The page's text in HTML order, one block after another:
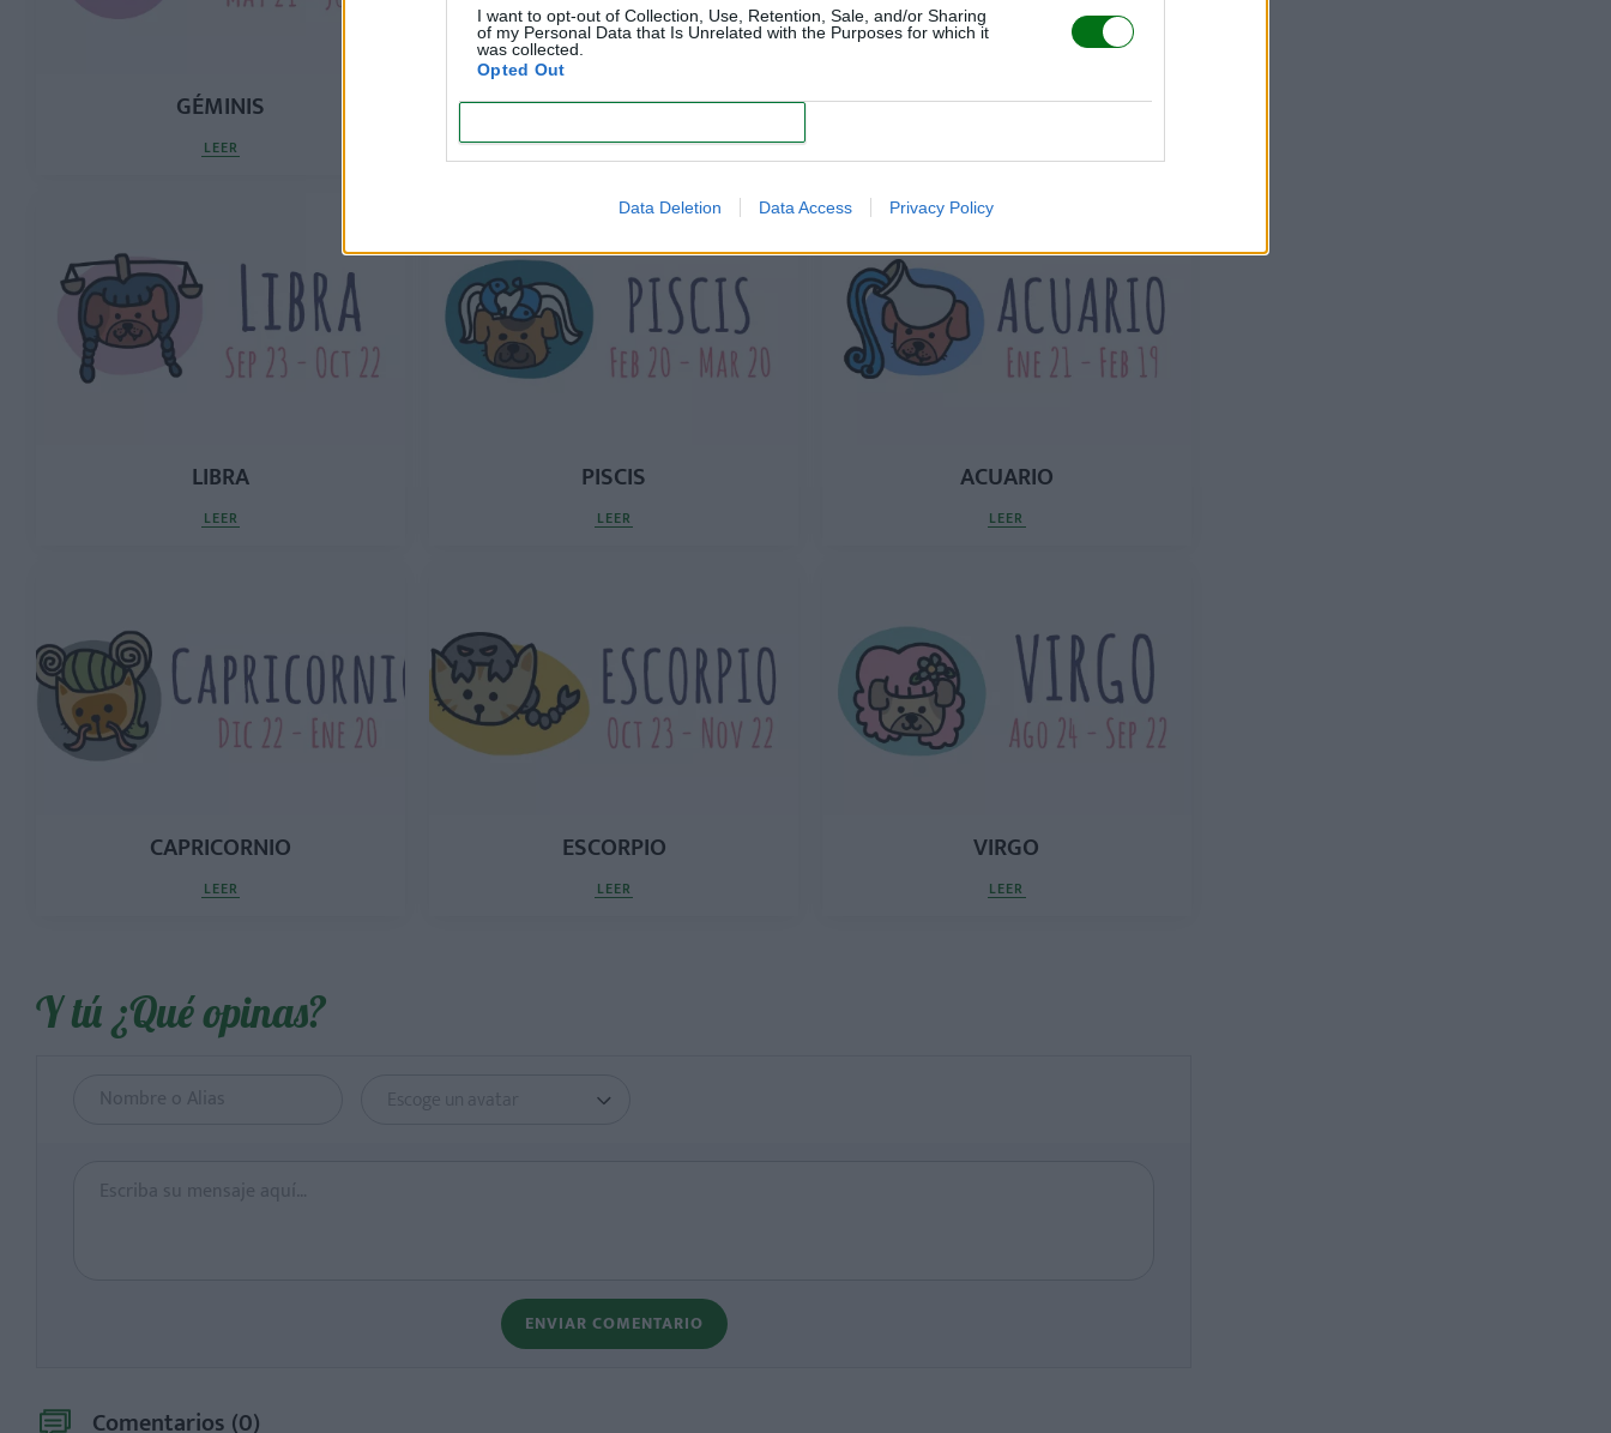
I want to opt-out of Collection, Use, Retention, Sale, and/or Sharing
of my Personal Data that Is Unrelated with the Purposes for which it
was collected.
Opted Out
Data Deletion Data Access Privacy Policy
GÉMINIS
LEER
TAURO
LEER
ARIES
LIBRA
LEER
PISCIS
LEER
ACUARIO
LEER
CAPRICORNIO
LEER
ESCORPIO
LEER
VIRGO
LEER
Y tú ¿Qué opinas?
Escoge un avatar
ENVIAR COMENTARIO
Comentarios (0)